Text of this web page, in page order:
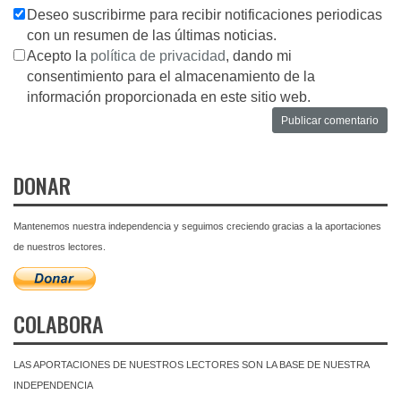
Deseo suscribirme para recibir notificaciones periodicas
con un resumen de las últimas noticias.
Acepto la política de privacidad, dando mi
consentimiento para el almacenamiento de la
información proporcionada en este sitio web.
DONAR
Mantenemos nuestra independencia y seguimos creciendo gracias a la aportaciones
de nuestros lectores.
COLABORA
LAS APORTACIONES DE NUESTROS LECTORES SON LA BASE DE NUESTRA
INDEPENDENCIA